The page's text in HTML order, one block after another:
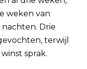
weken van
Drie
terwijl
sprak.